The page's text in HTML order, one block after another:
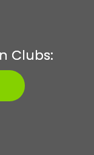
Clubs: